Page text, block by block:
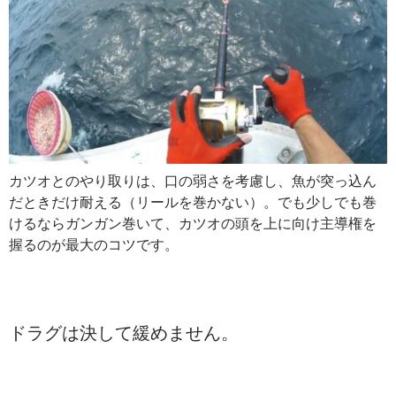
カツオとのやり取りは、口の弱さを考慮し、魚が突っ込ん
だときだけ耐える（リールを巻かない）。でも少しでも巻
けるならガンガン巻いて、カツオの頭を上に向け主導権を
握るのが最大のコツです。
ドラグは決して緩めません。